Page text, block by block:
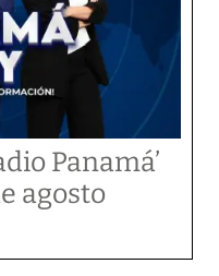
Panamá’
agosto